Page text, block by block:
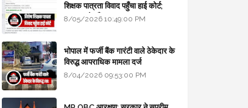
शिक्षक पात्रता विवाद पहुँचा हाई कोर्ट;
सरकार से माँगा जवाब
8/05/2026 10:49:00 PM
भोपाल में फर्जी बैंक गारंटी वाले ठेकेदार के
विरुद्ध आपराधिक मामला दर्ज
8/04/2026 09:53:00 PM